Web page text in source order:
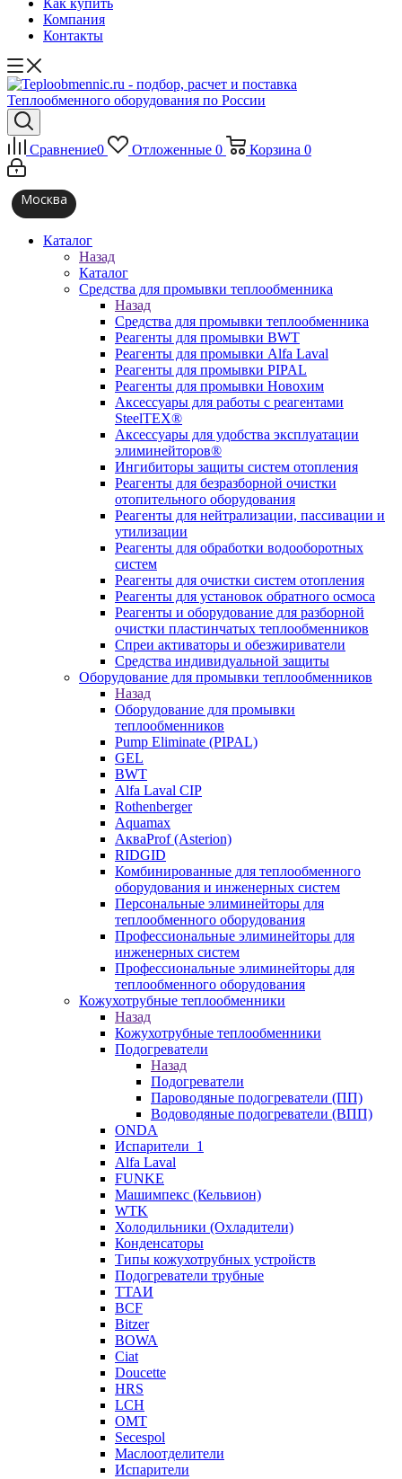
Как купить
Компания
Контакты
Сравнение0 Отложенные 0 Корзина 0
Москва
Каталог
Назад
Каталог
Средства для промывки теплообменника
Назад
Средства для промывки теплообменника
Реагенты для промывки BWT
Реагенты для промывки Alfa Laval
Реагенты для промывки PIPAL
Реагенты для промывки Новохим
Аксессуары для работы с реагентами
SteelTEX®
Аксессуары для удобства эксплуатации
элиминейторов®
Ингибиторы защиты систем отопления
Реагенты для безразборной очистки
отопительного оборудования
Реагенты для нейтрализации, пассивации и
утилизации
Реагенты для обработки водооборотных
систем
Реагенты для очистки систем отопления
Реагенты для установок обратного осмоса
Реагенты и оборудование для разборной
очистки пластинчатых теплообменников
Спреи активаторы и обезжириватели
Средства индивидуальной защиты
Оборудование для промывки теплообменников
Назад
Оборудование для промывки
теплообменников
Pump Eliminate (PIPAL)
GEL
BWT
Alfa Laval CIP
Rothenberger
Aquamax
АкваProf (Asterion)
RIDGID
Комбинированные для теплообменного
оборудования и инженерных систем
Персональные элиминейторы для
теплообменного оборудования
Профессиональные элиминейторы для
инженерных систем
Профессиональные элиминейторы для
теплообменного оборудования
Кожухотрубные теплообменники
Назад
Кожухотрубные теплообменники
Подогреватели
Назад
Подогреватели
Пароводяные подогреватели (ПП)
Водоводяные подогреватели (ВПП)
ONDA
Испарители_1
Alfa Laval
FUNKE
Машимпекс (Кельвион)
WTK
Холодильники (Охладители)
Конденсаторы
Типы кожухотрубных устройств
Подогреватели трубные
ТТАИ
BCF
Bitzer
BOWA
Ciat
Doucette
HRS
LCH
OMT
Secespol
Маслоотделители
Испарители